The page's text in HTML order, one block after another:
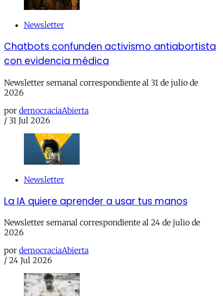
Newsletter
Chatbots confunden activismo antiabortista
con evidencia médica
Newsletter semanal correspondiente al 31 de julio de
2026
por democraciaAbierta
/ 31 Jul 2026
Newsletter
La IA quiere aprender a usar tus manos
Newsletter semanal correspondiente al 24 de julio de
2026
por democraciaAbierta
/ 24 Jul 2026